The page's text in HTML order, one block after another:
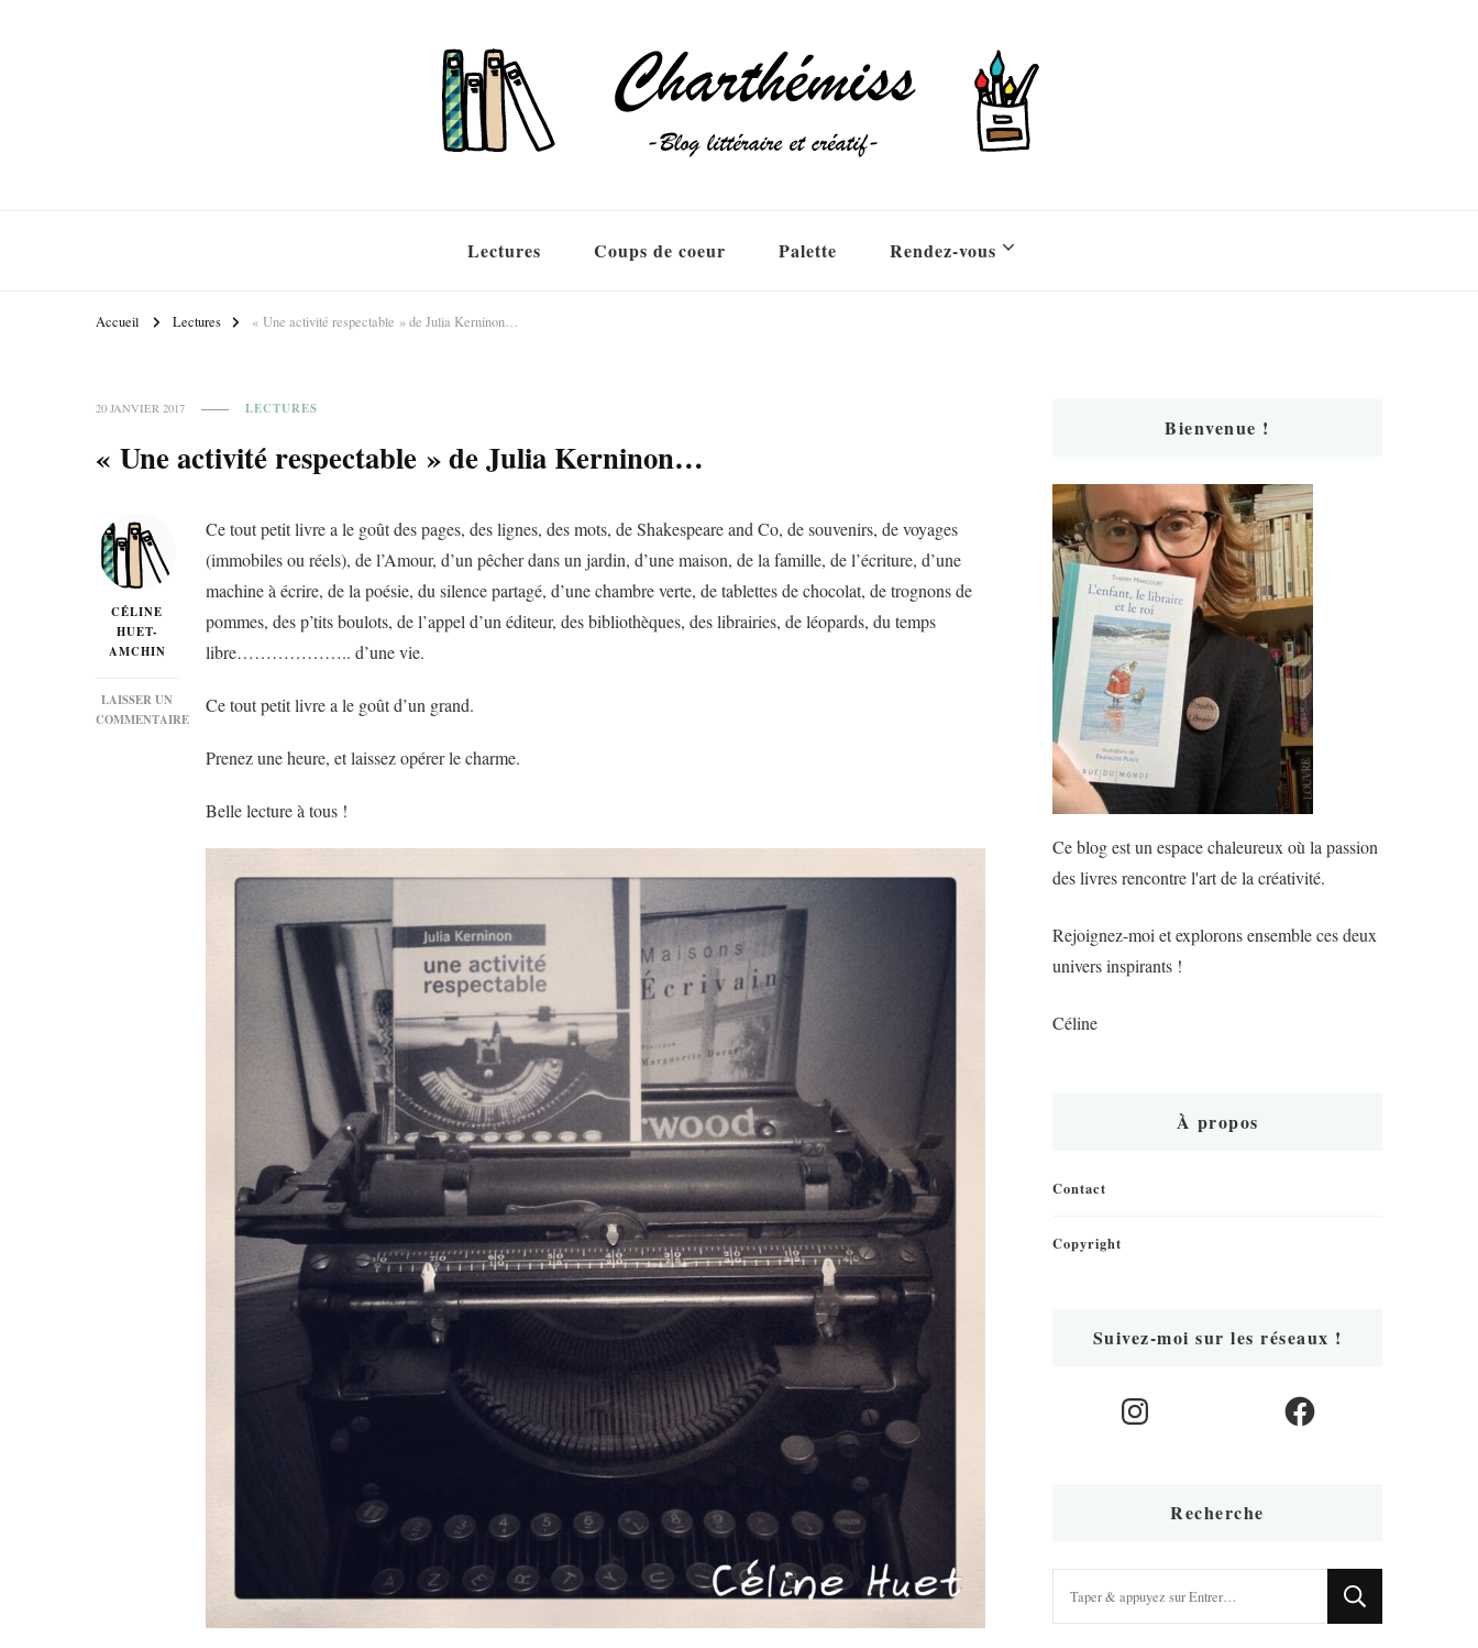
Lectures Coups de coeur Palette Rendez-vous
Accueil Lectures « Une activité respectable » de Julia Kerninon…
20 JANVIER 2017 LECTURES
« Une activité respectable » de Julia Kerninon…
CÉLINE
HUET-
AMCHIN
LAISSER UN
COMMENTAIRE
Ce tout petit livre a le goût des pages, des lignes, des mots, de Shakespeare and Co, de souvenirs, de voyages
(immobiles ou réels), de l’Amour, d’un pêcher dans un jardin, d’une maison, de la famille, de l’écriture, d’une
machine à écrire, de la poésie, du silence partagé, d’une chambre verte, de tablettes de chocolat, de trognons de
pommes, des p’tits boulots, de l’appel d’un éditeur, des bibliothèques, des librairies, de léopards, du temps
libre……………….. d’une vie.
Ce tout petit livre a le goût d’un grand.
Prenez une heure, et laissez opérer le charme.
Belle lecture à tous !
Bienvenue !
Ce blog est un espace chaleureux où la passion
des livres rencontre l'art de la créativité.
Rejoignez-moi et explorons ensemble ces deux
univers inspirants !
Céline
À propos
Contact
Copyright
Suivez-moi sur les réseaux !
Instagram Facebook
Recherche